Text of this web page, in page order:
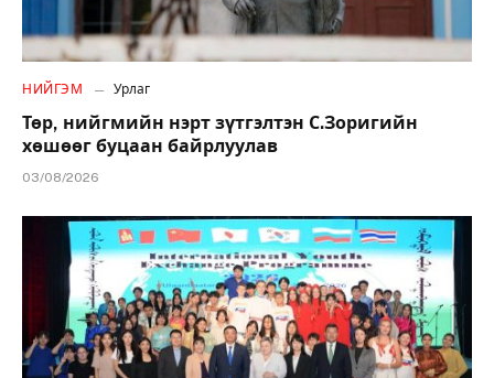
НИЙГЭМ Урлаг
Төр, нийгмийн нэрт зүтгэлтэн С.Зоригийн
хөшөөг буцаан байрлуулав
03/08/2026